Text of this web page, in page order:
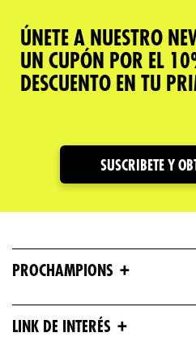
ÚNETE A NUESTRO
UN CUPÓN POR EL
DESCUENTO EN TU
SUSCRIBETE Y
PROCHAMPIONS +
LINK DE INTERÉS +